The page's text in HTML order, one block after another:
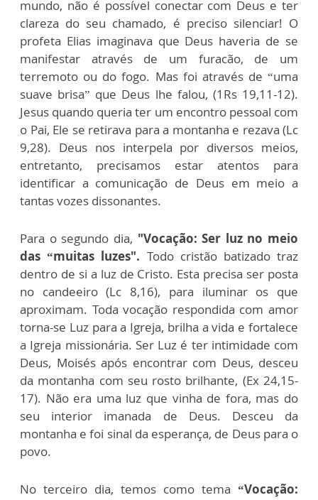
mundo, não é possível conectar com Deus e ter
clareza do seu chamado, é preciso silenciar! O
profeta Elias imaginava que Deus haveria de se
manifestar através de um furacão, de um
terremoto ou do fogo. Mas foi através de “uma
suave brisa” que Deus lhe falou, (1Rs 19,11-12).
Jesus quando queria ter um encontro pessoal com
o Pai, Ele se retirava para a montanha e rezava (Lc
9,28). Deus nos interpela por diversos meios,
entretanto, precisamos estar atentos para
identificar a comunicação de Deus em meio a
tantas vozes dissonantes.
Para o segundo dia, "Vocação: Ser luz no meio
das “muitas luzes". Todo cristão batizado traz
dentro de si a luz de Cristo. Esta precisa ser posta
no candeeiro (Lc 8,16), para iluminar os que
aproximam. Toda vocação respondida com amor
torna-se Luz para a Igreja, brilha a vida e fortalece
a Igreja missionária. Ser Luz é ter intimidade com
Deus, Moisés após encontrar com Deus, desceu
da montanha com seu rosto brilhante, (Ex 24,15-
17). Não era uma luz que vinha de fora, mas do
seu interior imanada de Deus. Desceu da
montanha e foi sinal da esperança, de Deus para o
povo.
No terceiro dia, temos como tema “Vocação: